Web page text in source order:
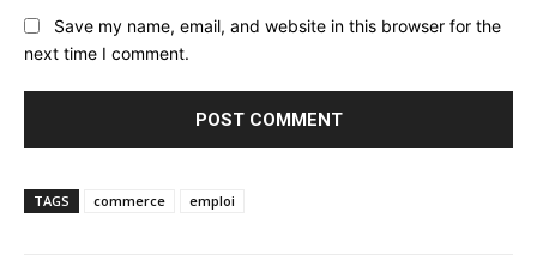
Save my name, email, and website in this browser for the
next time I comment.
TAGS commerce emploi